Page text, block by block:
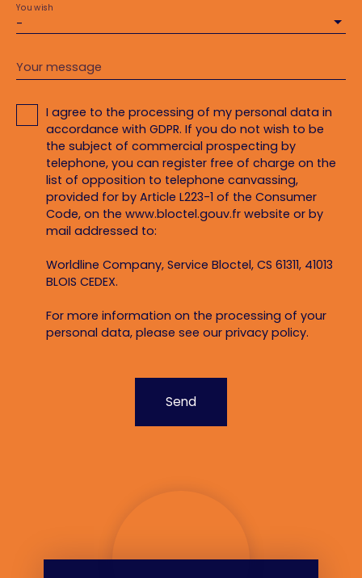
-
You wish
Your message
I agree to the processing of my personal data in
accordance with GDPR. If you do not wish to be
the subject of commercial prospecting by
telephone, you can register free of charge on the
list of opposition to telephone canvassing,
provided for by Article L223-1 of the Consumer
Code, on the www.bloctel.gouv.fr website or by
mail addressed to:
Worldline Company, Service Bloctel, CS 61311, 41013
BLOIS CEDEX.
For more information on the processing of your
personal data, please see our privacy policy.
Send